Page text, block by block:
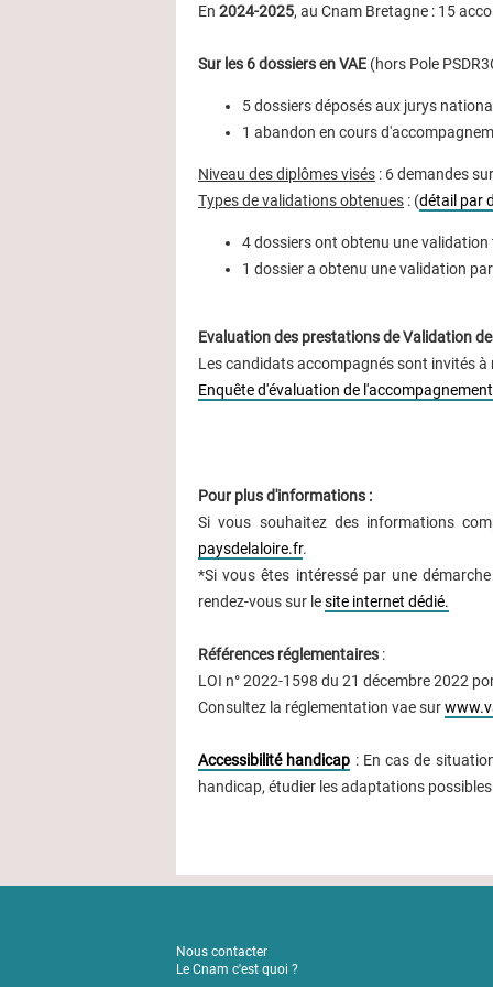
En 2024-2025, au Cnam Bretagne : 15
Sur les 6 dossiers en VAE (hors Pole
5 dossiers déposés aux jurys
1 abandon en cours
Niveau des diplômes visés : 6 demandes
Types de validations obtenues : (détail par
4 dossiers ont obtenu une
1 dossier a obtenu une validation
Evaluation des prestations de Validation
Les candidats accompagnés sont invités
Enquête d'évaluation de
Pour plus d'informations :
Si vous souhaitez des informations
paysdelaloire.fr.
*Si vous êtes intéressé par une
rendez-vous sur lesite internet dédié.
Références réglementaires :
LOI n° 2022-1598 du 21 décembre 2022
Consultez la réglementation vae sur
Accessibilité handicap : En cas de
handicap, étudier les adaptations
Nous contacter
Le Cnam c'est quoi ?